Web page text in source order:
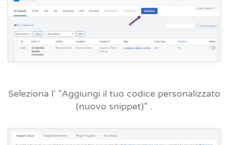
Seleziona l' "Aggiungi il tuo codice personalizzato
(nuovo snippet)" .